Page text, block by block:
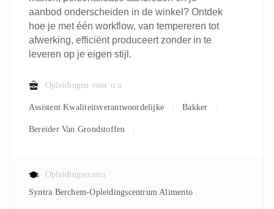
aanbod onderscheiden in de winkel? Ontdek
hoe je met één workflow, van tempereren tot
afwerking, efficiënt produceert zonder in te
leveren op je eigen stijl.
Opleidingen voor o.a.
Assistent Kwaliteitsverantwoordelijke Bakker
Bereider Van Grondstoffen
Processoperator
Verantwoordelijke Productie Verpakkingsoperator
Opleidingscentra
Syntra Berchem-Opleidingscentrum Alimento